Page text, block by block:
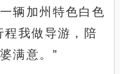
辆加州特色白色
程我做导游，陪
满意。”